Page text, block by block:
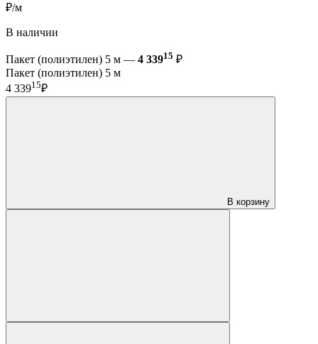
₽/м
В наличии
Пакет (полиэтилен) 5 м — 4 33915 ₽
Пакет (полиэтилен) 5 м
4 33915₽
В корзину